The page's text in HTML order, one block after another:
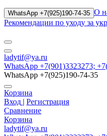
WhatsApp +7(925)190-74-35 О
Рекомендации по уходу за
ladytif@ya.ru
WhatsApp +7(901)3323273;
WhatsApp +7(925)190-74-35
Корзина
Вход | Регистрация
Сравнение
Корзина
ladytif@ya.ru